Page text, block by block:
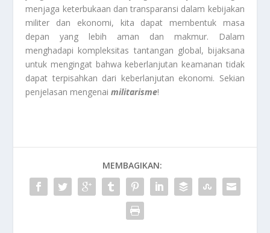
menjaga keterbukaan dan transparansi dalam kebijakan
militer dan ekonomi, kita dapat membentuk masa
depan yang lebih aman dan makmur. Dalam
menghadapi kompleksitas tantangan global, bijaksana
untuk mengingat bahwa keberlanjutan keamanan tidak
dapat terpisahkan dari keberlanjutan ekonomi. Sekian
penjelasan mengenaimilitarisme!
MEMBAGIKAN: